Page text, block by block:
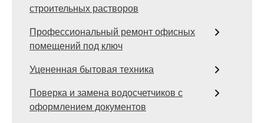
строительных растворов
Профессиональный ремонт офисных
помещений под ключ
Уцененная бытовая техника
Поверка и замена водосчетчиков с
оформлением документов